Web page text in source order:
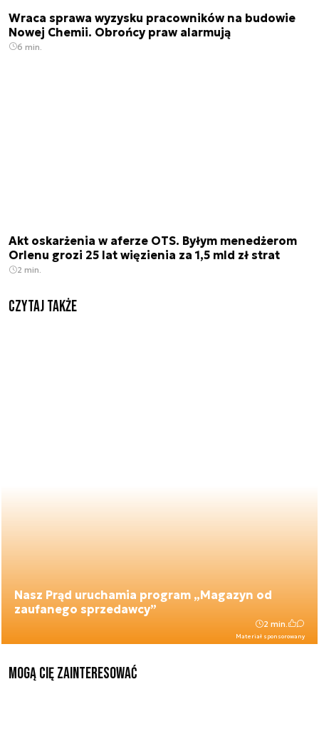
Wraca sprawa wyzysku pracowników na budowie
Nowej Chemii. Obrońcy praw alarmują
6 min.
Akt oskarżenia w aferze OTS. Byłym menedżerom
Orlenu grozi 25 lat więzienia za 1,5 mld zł strat
2 min.
Czytaj także
Nasz Prąd uruchamia program „Magazyn od
zaufanego sprzedawcy”
Materiał sponsorowany
2 min.
Mogą Cię zainteresować